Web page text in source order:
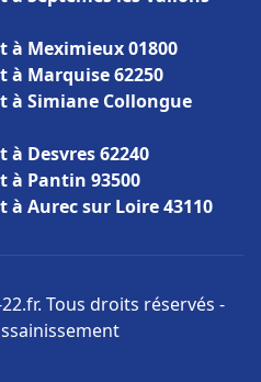
à Meximieux 01800
à Marquise 62250
à Simiane Collongue
Desvres 62240
à Pantin 93500
Aurec sur Loire 43110
Tous droits réservés -